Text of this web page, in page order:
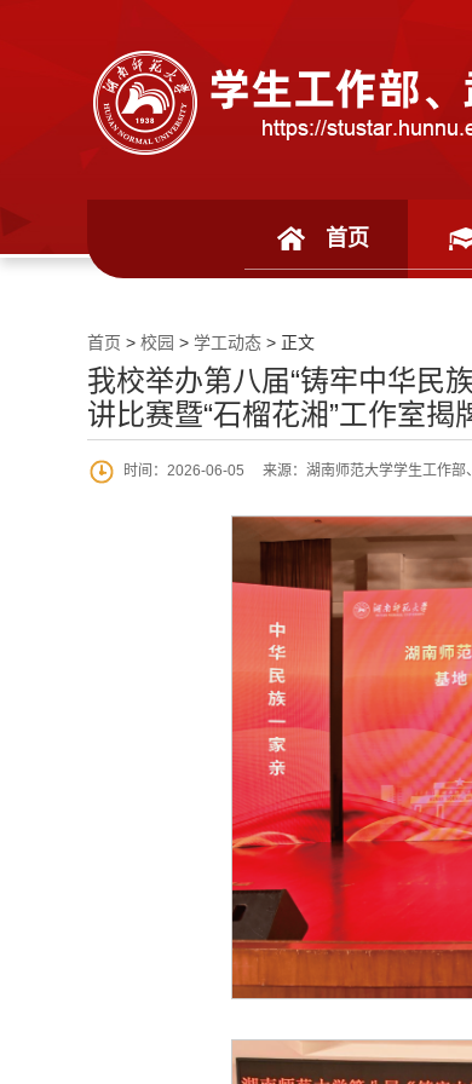
首页
首页 > 校园 > 学工动态 > 正文
我校举办第八届“铸牢中华民
讲比赛暨“石榴花湘”工作室揭
时间：2026-06-05 来源：湖南师范大学学生工作部